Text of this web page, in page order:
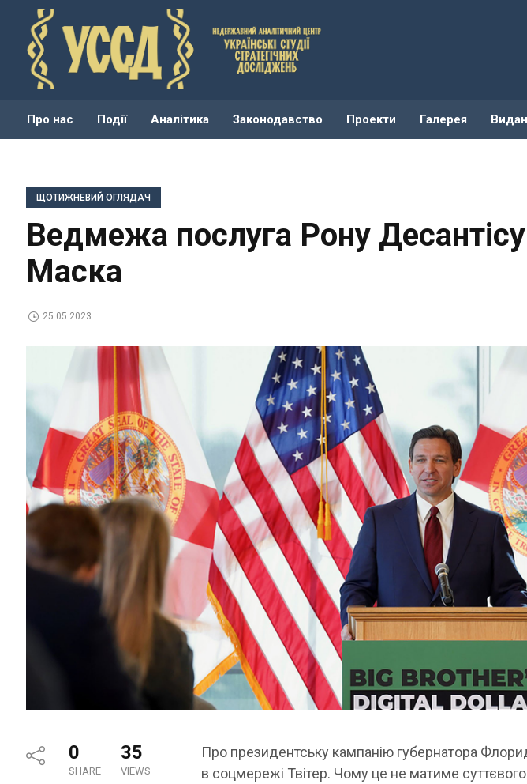
Про нас Події Аналітика Законодавство Проекти Галерея
ЩОТИЖНЕВИЙ ОГЛЯДАЧ
Ведмежа послуга Рону Десантісу
Маска
25.05.2023
0
SHARE
35
VIEWS
Про президентську кампанію губернатора
в соцмережі Твітер. Чому це не матиме